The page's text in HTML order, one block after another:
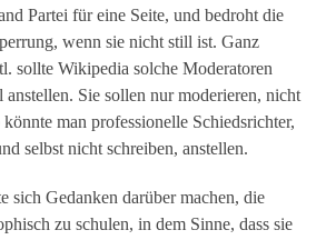
Partei für eine Seite, und bedroht die
wenn sie nicht still ist. Ganz
sollte Wikipedia solche Moderatoren
anstellen. Sie sollen nur moderieren, nicht
man professionelle Schiedsrichter,
selbst nicht schreiben, anstellen.
sich Gedanken darüber machen, die
zu schulen, in dem Sinne, dass sie